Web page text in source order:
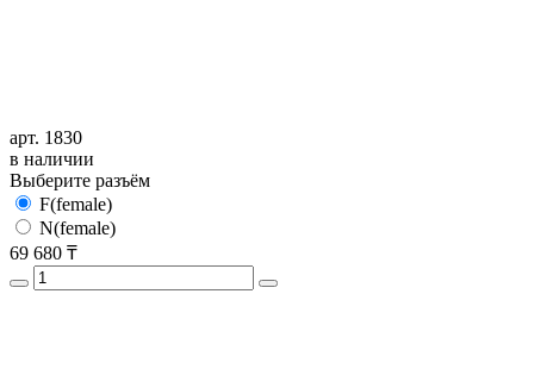
арт. 1830
в наличии
Выберите разъём
F(female)
N(female)
69 680 ₸